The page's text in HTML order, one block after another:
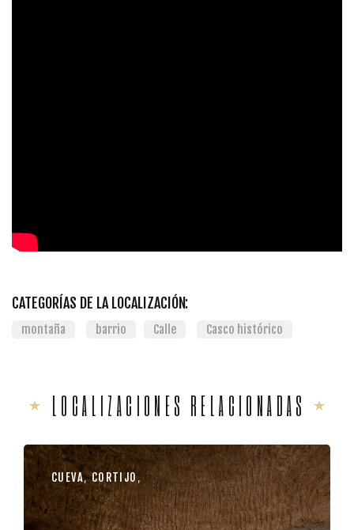
CATEGORÍAS DE LA LOCALIZACIÓN:
montaña barrio Calle Casco histórico
LOCALIZACIONES RELACIONADAS
CUEVA,CORTIJO,